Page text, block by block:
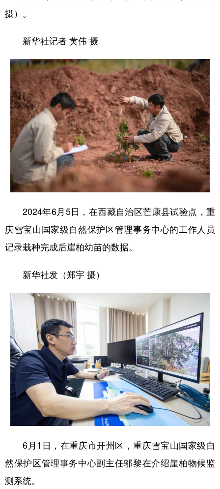
摄）。
新华社记者 黄伟 摄
2024年6月5日，在西藏自治区芒康县试验点，重
庆雪宝山国家级自然保护区管理事务中心的工作人员
记录栽种完成后崖柏幼苗的数据。
新华社发（郑宇 摄）
6月1日，在重庆市开州区，重庆雪宝山国家级自
然保护区管理事务中心副主任邬黎在介绍崖柏物候监
测系统。